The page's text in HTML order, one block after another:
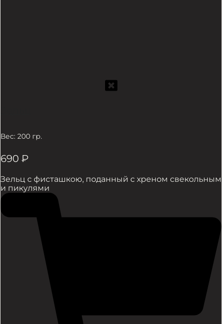
Вес: 200 гр.
690 ₽
Зельц с фисташкою, поданный с хреном свекольным
и пикулями